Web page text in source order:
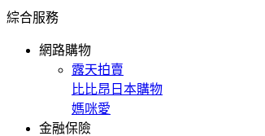
綜合服務
網路購物
露天拍賣
比比昂日本購物
媽咪愛
金融保險